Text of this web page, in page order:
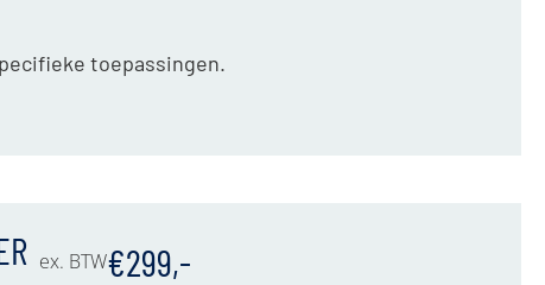
toepassingen.
ex. BTW€299,-